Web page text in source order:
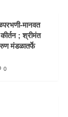
मानवत
; श्रीमंत
मंडळातर्फे
0